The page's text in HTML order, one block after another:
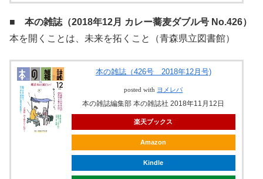
■ 本の雑誌（2018年12月 カレー蕎麦ダブル号 No.426）
本を開くことは、未来を拓くこと（青森県立図書館）
本の雑誌（426号 2018年12月号)
posted with ヨメレバ
本の雑誌編集部 本の雑誌社 2018年11月12日
楽天ブックス
Amazon
Kindle